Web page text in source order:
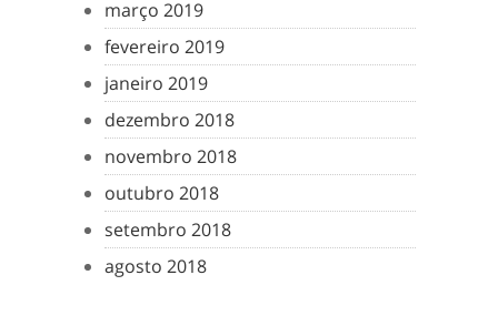
março 2019
fevereiro 2019
janeiro 2019
dezembro 2018
novembro 2018
outubro 2018
setembro 2018
agosto 2018